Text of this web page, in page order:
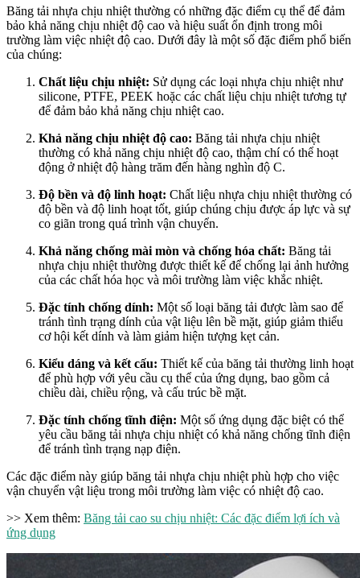
Băng tải nhựa chịu nhiệt thường có những đặc điểm cụ thể để đảm
bảo khả năng chịu nhiệt độ cao và hiệu suất ổn định trong môi
trường làm việc nhiệt độ cao. Dưới đây là một số đặc điểm phổ biến
của chúng:
Chất liệu chịu nhiệt: Sử dụng các loại nhựa chịu nhiệt như
silicone, PTFE, PEEK hoặc các chất liệu chịu nhiệt tương tự
để đảm bảo khả năng chịu nhiệt cao.
Khả năng chịu nhiệt độ cao: Băng tải nhựa chịu nhiệt
thường có khả năng chịu nhiệt độ cao, thậm chí có thể hoạt
động ở nhiệt độ hàng trăm đến hàng nghìn độ C.
Độ bền và độ linh hoạt: Chất liệu nhựa chịu nhiệt thường có
độ bền và độ linh hoạt tốt, giúp chúng chịu được áp lực và sự
co giãn trong quá trình vận chuyển.
Khả năng chống mài mòn và chống hóa chất: Băng tải
nhựa chịu nhiệt thường được thiết kế để chống lại ảnh hưởng
của các chất hóa học và môi trường làm việc khắc nhiệt.
Đặc tính chống dính: Một số loại băng tải được làm sao để
tránh tình trạng dính của vật liệu lên bề mặt, giúp giảm thiểu
cơ hội kết dính và làm giảm hiện tượng kẹt cản.
Kiểu dáng và kết cấu: Thiết kế của băng tải thường linh hoạt
để phù hợp với yêu cầu cụ thể của ứng dụng, bao gồm cả
chiều dài, chiều rộng, và cấu trúc bề mặt.
Đặc tính chống tĩnh điện: Một số ứng dụng đặc biệt có thể
yêu cầu băng tải nhựa chịu nhiệt có khả năng chống tĩnh điện
để tránh tình trạng nạp điện.
Các đặc điểm này giúp băng tải nhựa chịu nhiệt phù hợp cho việc
vận chuyển vật liệu trong môi trường làm việc có nhiệt độ cao.
>> Xem thêm: Băng tải cao su chịu nhiệt: Các đặc điểm lợi ích và
ứng dụng